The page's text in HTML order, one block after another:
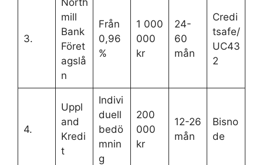
3.
mill
Bank
Föret
agslå
n
Från
0,96
%
1 000
000
kr
24-
60
mån
Credi
tsafe/
UC43
2
4.
Uppl
and
Kredi
t
Indivi
duell
bedö
mnin
g
200
000
kr
12-26
mån
Bisno
de